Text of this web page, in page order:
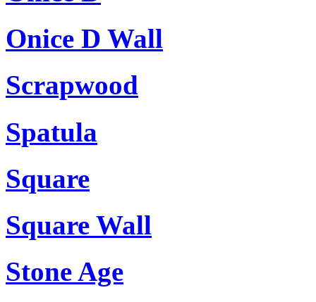
Onice D Wall
Scrapwood
Spatula
Square
Square Wall
Stone Age